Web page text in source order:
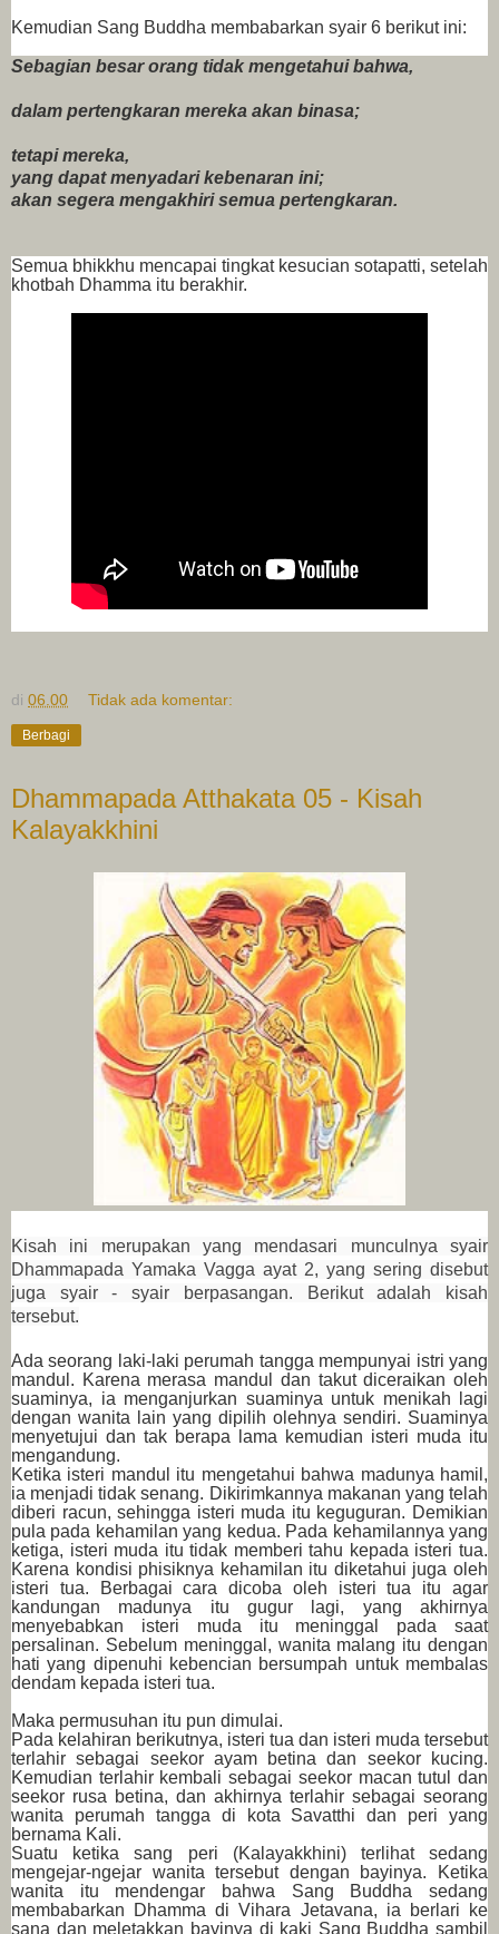
Kemudian Sang Buddha membabarkan syair 6 berikut ini:
Sebagian besar orang tidak mengetahui bahwa,
dalam pertengkaran mereka akan binasa;
tetapi mereka,
yang dapat menyadari kebenaran ini;
akan segera mengakhiri semua pertengkaran.
Semua bhikkhu mencapai tingkat kesucian sotapatti, setelah
khotbah Dhamma itu berakhir.
di 06.00 Tidak ada komentar:
Berbagi
Dhammapada Atthakata 05 - Kisah
Kalayakkhini
Kisah ini merupakan yang mendasari munculnya syair
Dhammapada Yamaka Vagga ayat 2, yang sering disebut
juga syair - syair berpasangan. Berikut adalah kisah
tersebut.
Ada seorang laki-laki perumah tangga mempunyai istri yang
mandul. Karena merasa mandul dan takut diceraikan oleh
suaminya, ia menganjurkan suaminya untuk menikah lagi
dengan wanita lain yang dipilih olehnya sendiri. Suaminya
menyetujui dan tak berapa lama kemudian isteri muda itu
mengandung.
Ketika isteri mandul itu mengetahui bahwa madunya hamil,
ia menjadi tidak senang. Dikirimkannya makanan yang telah
diberi racun, sehingga isteri muda itu keguguran. Demikian
pula pada kehamilan yang kedua. Pada kehamilannya yang
ketiga, isteri muda itu tidak memberi tahu kepada isteri tua.
Karena kondisi phisiknya kehamilan itu diketahui juga oleh
isteri tua. Berbagai cara dicoba oleh isteri tua itu agar
kandungan madunya itu gugur lagi, yang akhirnya
menyebabkan isteri muda itu meninggal pada saat
persalinan. Sebelum meninggal, wanita malang itu dengan
hati yang dipenuhi kebencian bersumpah untuk membalas
dendam kepada isteri tua.
Maka permusuhan itu pun dimulai.
Pada kelahiran berikutnya, isteri tua dan isteri muda tersebut
terlahir sebagai seekor ayam betina dan seekor kucing.
Kemudian terlahir kembali sebagai seekor macan tutul dan
seekor rusa betina, dan akhirnya terlahir sebagai seorang
wanita perumah tangga di kota Savatthi dan peri yang
bernama Kali.
Suatu ketika sang peri (Kalayakkhini) terlihat sedang
mengejar-ngejar wanita tersebut dengan bayinya. Ketika
wanita itu mendengar bahwa Sang Buddha sedang
membabarkan Dhamma di Vihara Jetavana, ia berlari ke
sana dan meletakkan bayinya di kaki Sang Buddha sambil